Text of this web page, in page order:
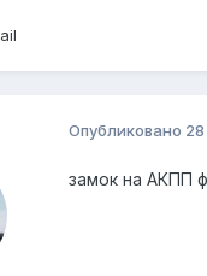
Опубликовано
замок на АКПП